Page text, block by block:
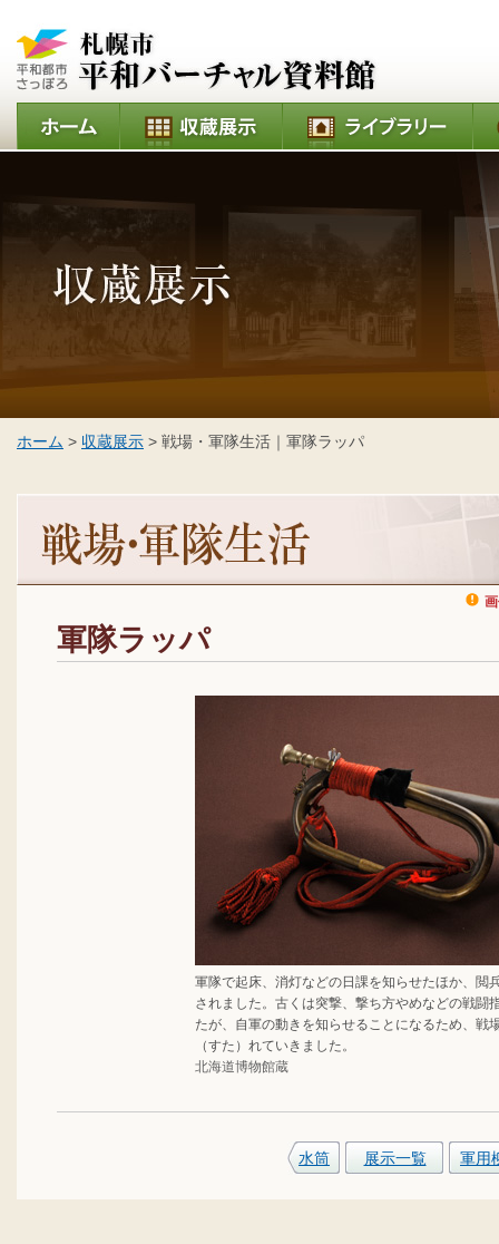
ホーム > 収蔵展示 > 戦場・軍隊生活｜軍隊ラッパ
軍隊ラッパ
軍隊で起床、消灯などの日課を知らせたほか、閲
されました。古くは突撃、撃ち方やめなどの戦闘
たが、自軍の動きを知らせることになるため、戦
（すた）れていきました。
北海道博物館蔵
水筒 展示一覧 軍用